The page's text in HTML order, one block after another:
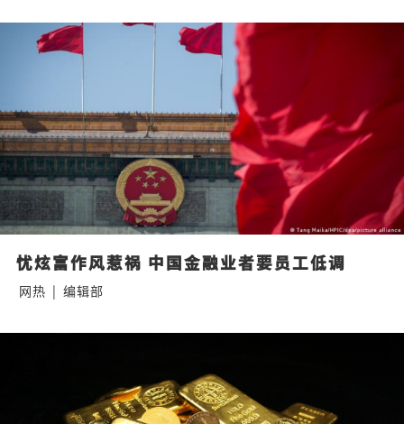
忧炫富作风惹祸 中国金融业者要员工低调
网热 | 编辑部